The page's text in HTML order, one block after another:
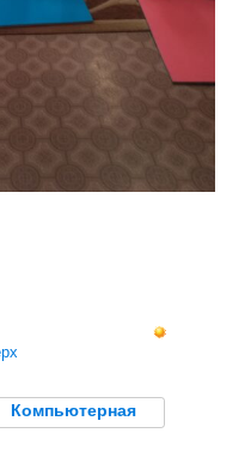
Компьютерная